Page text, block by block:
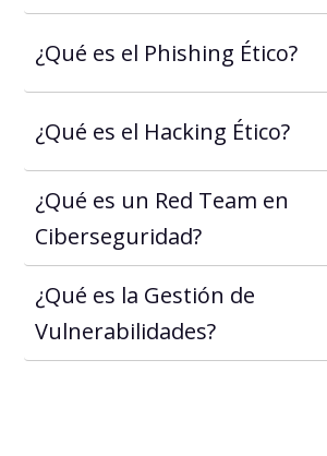
¿Qué es el Phishing Ético?
¿Qué es el Hacking Ético?
¿Qué es un Red Team en
Ciberseguridad?
¿Qué es la Gestión de
Vulnerabilidades?